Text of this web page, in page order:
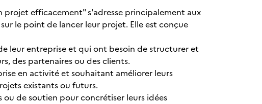
efficacement" s'adresse principalement aux
le point de lancer leur projet. Elle est conçue
leur entreprise et qui ont besoin de structurer et
des partenaires ou des clients.
en activité et souhaitant améliorer leurs
existants ou futurs.
de soutien pour concrétiser leurs idées